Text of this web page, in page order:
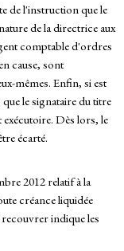
de l'instruction que le
de la directrice aux
comptable d'ordres
cause, sont
mêmes. Enfin, si est
le signataire du titre
exécutoire. Dès lors, le
écarté.
2012 relatif à la
créance liquidée
indique les